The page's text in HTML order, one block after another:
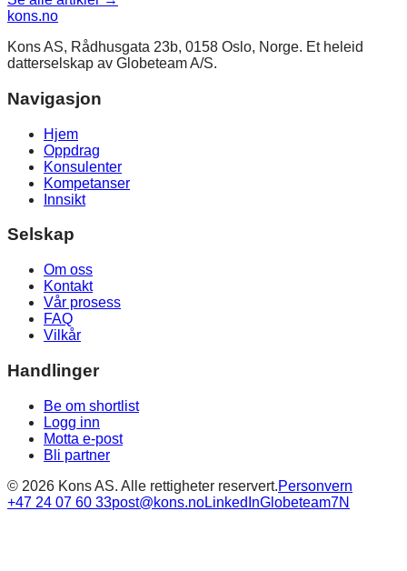
kons.no
Kons AS, Rådhusgata 23b, 0158 Oslo, Norge. Et heleid
datterselskap av Globeteam A/S.
Navigasjon
Hjem
Oppdrag
Konsulenter
Kompetanser
Innsikt
Selskap
Om oss
Kontakt
Vår prosess
FAQ
Vilkår
Handlinger
Be om shortlist
Logg inn
Motta e-post
Bli partner
© 2026 Kons AS. Alle rettigheter reservert.Personvern
+47 24 07 60 33post@kons.noLinkedInGlobeteam7N